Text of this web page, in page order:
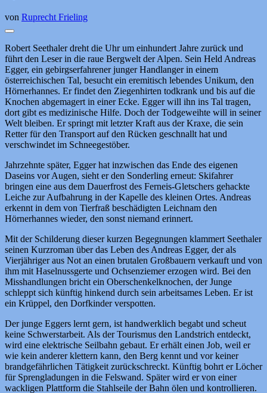
von Ruprecht Frieling
Robert Seethaler dreht die Uhr um einhundert Jahre zurück und
führt den Leser in die raue Bergwelt der Alpen. Sein Held Andreas
Egger, ein gebirgserfahrener junger Handlanger in einem
österreichischen Tal, besucht ein eremitisch lebendes Unikum, den
Hörnerhannes. Er findet den Ziegenhirten todkrank und bis auf die
Knochen abgemagert in einer Ecke. Egger will ihn ins Tal tragen,
dort gibt es medizinische Hilfe. Doch der Todgeweihte will in seiner
Welt bleiben. Er springt mit letzter Kraft aus der Kraxe, die sein
Retter für den Transport auf den Rücken geschnallt hat und
verschwindet im Schneegestöber.
Jahrzehnte später, Egger hat inzwischen das Ende des eigenen
Daseins vor Augen, sieht er den Sonderling erneut: Skifahrer
bringen eine aus dem Dauerfrost des Ferneis-Gletschers gehackte
Leiche zur Aufbahrung in der Kapelle des kleinen Ortes. Andreas
erkennt in dem von Tierfraß beschädigten Leichnam den
Hörnerhannes wieder, den sonst niemand erinnert.
Mit der Schilderung dieser kurzen Begegnungen klammert Seethaler
seinen Kurzroman über das Leben des Andreas Egger, der als
Vierjähriger aus Not an einen brutalen Großbauern verkauft und von
ihm mit Haselnussgerte und Ochsenziemer erzogen wird. Bei den
Misshandlungen bricht ein Oberschenkelknochen, der Junge
schleppt sich künftig hinkend durch sein arbeitsames Leben. Er ist
ein Krüppel, den Dorfkinder verspotten.
Der junge Eggers lernt gern, ist handwerklich begabt und scheut
keine Schwerstarbeit. Als der Tourismus den Landstrich entdeckt,
wird eine elektrische Seilbahn gebaut. Er erhält einen Job, weil er
wie kein anderer klettern kann, den Berg kennt und vor keiner
brandgefährlichen Tätigkeit zurückschreckt. Künftig bohrt er Löcher
für Sprengladungen in die Felswand. Später wird er von einer
wackligen Plattform die Stahlseile der Bahn ölen und kontrollieren.